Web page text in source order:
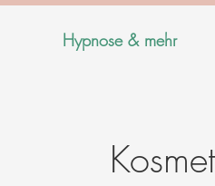
Hypnose & mehr